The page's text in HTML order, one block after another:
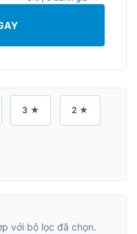
3 ★ 2 ★
với bộ lọc đã chọn.